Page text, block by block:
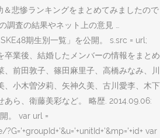
悲惨ランキングをまとめてみましたので
査の結果やネット上の意見 …
期生別一覧」を公開。 s.src = url;
業後、結婚したメンバーの情報をまとめ
前田敦子、篠田麻里子、高橋みなみ、川
、小木曽汐莉、矢神久美、古川愛李、木下
あら、衛藤美彩など。 略歴. 2014.09.06:
。 var url =
var